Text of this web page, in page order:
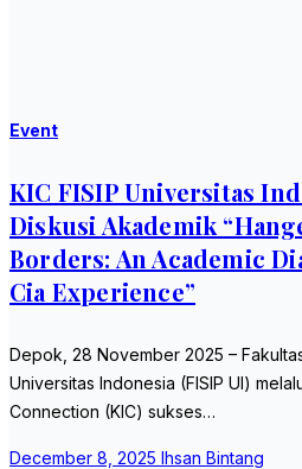
Event
KIC FISIP Universitas
Diskusi Akademik
Borders: An Academic
Cia Experience”
Depok, 28 November 2025 –
Universitas Indonesia (FISIP UI)
Connection (KIC) sukses…
December 8, 2025 Ihsan Bintang